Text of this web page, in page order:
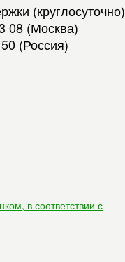
(круглосуточно)
08 (Москва)
(Россия)
в соответствии с